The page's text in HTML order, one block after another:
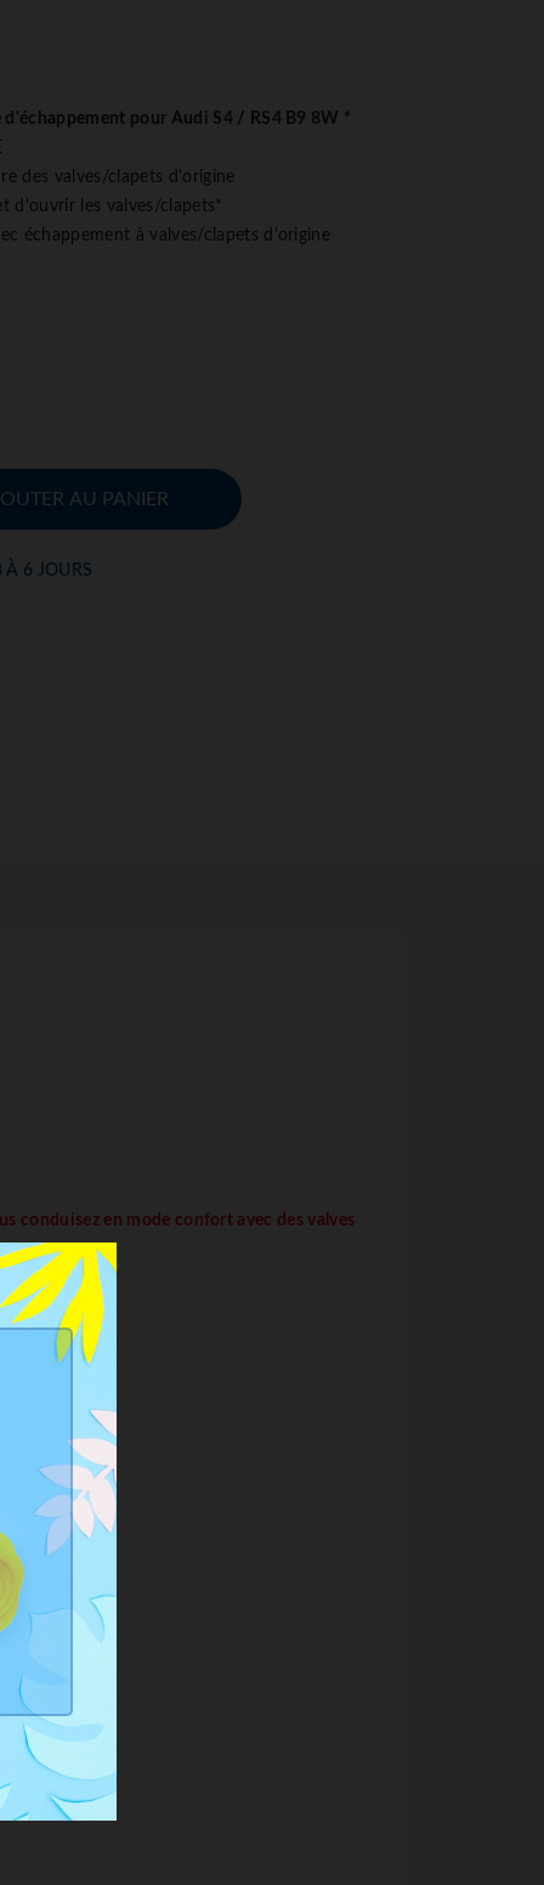
pour Audi S4 / RS4 B9 8W *
des valves/clapets d'origine
d'ouvrir les valves/clapets*
échappement à valves/clapets d'origine
AU PANIER
6 JOURS
conduisez en mode confort avec des valves